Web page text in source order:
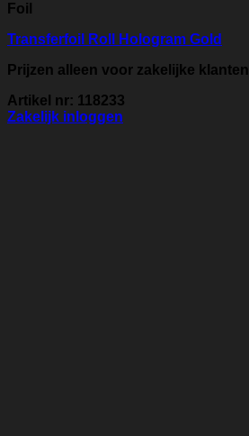
Foil
Transferfoil Roll Hologram Gold
Prijzen alleen voor zakelijke klanten
Artikel nr: 118233
Zakelijk inloggen